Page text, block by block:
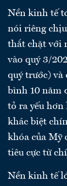
Nền kinh tế
nói riêng
thắt chặt với
vào quý 3/
quý trước) và
bình 10 năm
tỏ ra yếu hơn
khác biệt
khóa của Mỹ
tiêu cực từ
Nền kinh tế